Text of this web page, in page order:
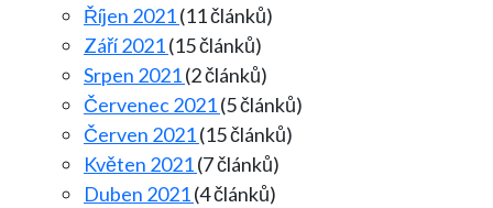
Říjen 2021(11 článků)
Září 2021(15 článků)
Srpen 2021(2 článků)
Červenec 2021(5 článků)
Červen 2021(15 článků)
Květen 2021(7 článků)
Duben 2021(4 článků)